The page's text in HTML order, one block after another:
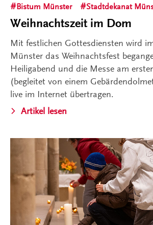
Bistum Münster
Stadtdekanat
Weihnachtszeit im Dom
Mit festlichen Gottesdiensten wird
Münster das Weihnachtsfest
Heiligabend und die Messe am
(begleitet von einem
live im Internet übertragen.
Artikel lesen